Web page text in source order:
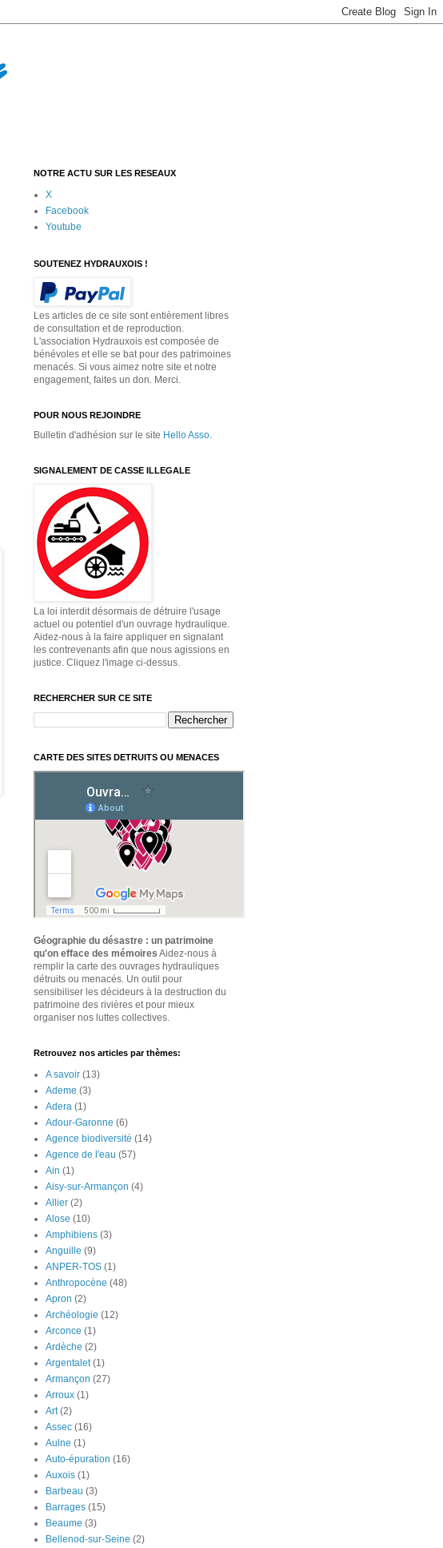
NOTRE ACTU SUR LES RESEAUX
X
Facebook
Youtube
SOUTENEZ HYDRAUXOIS !
Les articles de ce site sont entièrement libres
de consultation et de reproduction.
L'association Hydrauxois est composée de
bénévoles et elle se bat pour des patrimoines
menacés. Si vous aimez notre site et notre
engagement, faites un don. Merci.
POUR NOUS REJOINDRE
Bulletin d'adhésion sur le site Hello Asso.
SIGNALEMENT DE CASSE ILLEGALE
La loi interdit désormais de détruire l'usage
actuel ou potentiel d'un ouvrage hydraulique.
Aidez-nous à la faire appliquer en signalant
les contrevenants afin que nous agissions en
justice. Cliquez l'image ci-dessus.
RECHERCHER SUR CE SITE
CARTE DES SITES DETRUITS OU MENACES
Géographie du désastre : un patrimoine
qu'on efface des mémoires Aidez-nous à
remplir la carte des ouvrages hydrauliques
détruits ou menacés. Un outil pour
sensibiliser les décideurs à la destruction du
patrimoine des rivières et pour mieux
organiser nos luttes collectives.
Retrouvez nos articles par thèmes:
A savoir (13)
Ademe (3)
Adera (1)
Adour-Garonne (6)
Agence biodiversité (14)
Agence de l'eau (57)
Ain (1)
Aisy-sur-Armançon (4)
Allier (2)
Alose (10)
Amphibiens (3)
Anguille (9)
ANPER-TOS (1)
Anthropocène (48)
Apron (2)
Archéologie (12)
Arconce (1)
Ardèche (2)
Argentalet (1)
Armançon (27)
Arroux (1)
Art (2)
Assec (16)
Aulne (1)
Auto-épuration (16)
Auxois (1)
Barbeau (3)
Barrages (15)
Beaume (3)
Bellenod-sur-Seine (2)